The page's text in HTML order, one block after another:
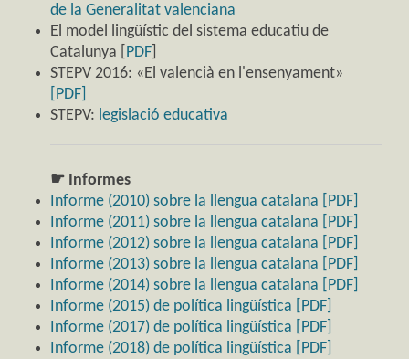
de la Generalitat valenciana
El model lingüístic del sistema educatiu de
Catalunya [ PDF
STEPV 2016: «El valencià en l'ensenyament»
[PDF]
STEPV: legislació educativa
☛ Informes
Informe (2010) sobre la llengua catalana [PDF]
Informe (2011) sobre la llengua catalana [PDF]
Informe (2012) sobre la llengua catalana [PDF]
Informe (2013) sobre la llengua catalana [PDF]
Informe (2014) sobre la llengua catalana [PDF]
Informe (2015) de política lingüística [PDF]
Informe (2017) de política lingüística [PDF]
Informe (2018) de política lingüística [PDF]